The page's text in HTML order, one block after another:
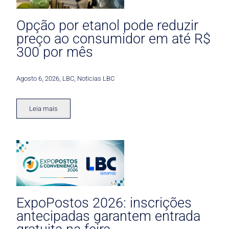
Opção por etanol pode reduzir
preço ao consumidor em até R$
300 por mês
Agosto 6, 2026 LBC Noticias LBC
Leia mais
ExpoPostos 2026: inscrições
antecipadas garantem entrada